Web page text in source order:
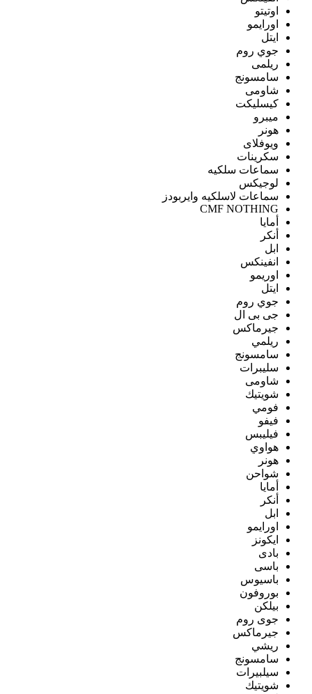
اوتيتو
اورايمو
ايتل
جوي روم
ريلمى
سامسونج
شاومى
كيسليكت
ميبرو
هونر
ويوفلاى
سكرينات
سماعات سلكيه
لوجيكس
سماعات لاسلكيه وايربودز
CMF NOTHING
أمايا
أنكر
ابل
انفينكس
اوريمو
ايتل
جوي روم
جى بى ال
جيرماكس
ريلمي
سامسونج
سليبرات
شاومى
شويتيك
فومي
فيفو
فيليبس
هواوي
هونر
شواحن
أمايا
أنكر
ابل
اورايمو
ايكونز
بادى
باسى
باسيوس
بوروفون
بيلكن
جوى روم
جيرماكس
ريشي
سامسونج
سيلبيرات
شويتيك